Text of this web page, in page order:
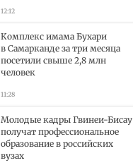
12:12
Комплекс имама Бухари
в Самарканде за три месяца
посетили свыше 2,8 млн
человек
11:28
Молодые кадры Гвинеи-Бисау
получат профессиональное
образование в российских
вузах